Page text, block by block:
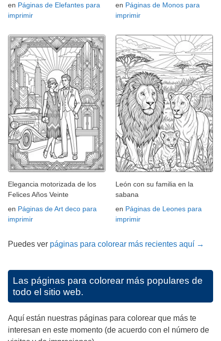
en Páginas de Elefantes para
imprimir
en Páginas de Monos para
imprimir
Elegancia motorizada de los
Felices Años Veinte
en Páginas de Art deco para
imprimir
León con su familia en la
sabana
en Páginas de Leones para
imprimir
Puedes ver páginas para colorear más recientes aquí →
Las páginas para colorear más populares de
todo el sitio web.
Aquí están nuestras páginas para colorear que más te
interesan en este momento (de acuerdo con el número de